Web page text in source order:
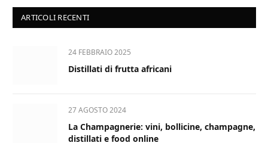
ARTICOLI RECENTI
24 FEBBRAIO 2025
Distillati di frutta africani
27 AGOSTO 2024
La Champagnerie: vini, bollicine, champagne,
distillati e food online